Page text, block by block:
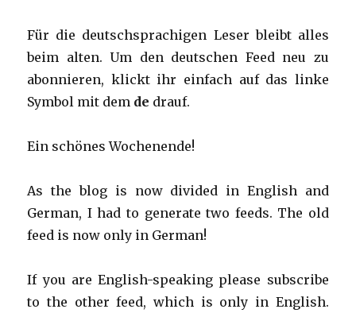
Für die deutschsprachigen Leser bleibt alles
beim alten. Um den deutschen Feed neu zu
abonnieren, klickt ihr einfach auf das linke
Symbol mit dem de drauf.
Ein schönes Wochenende!
As the blog is now divided in English and
German, I had to generate two feeds. The old
feed is now only in German!
If you are English-speaking please subscribe
to the other feed, which is only in English.